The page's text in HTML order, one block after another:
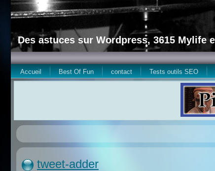
Des astuces sur Wordpress, 3615 Mylife
Accueil Best Of Fun contact Tests outils SEO
tweet-adder